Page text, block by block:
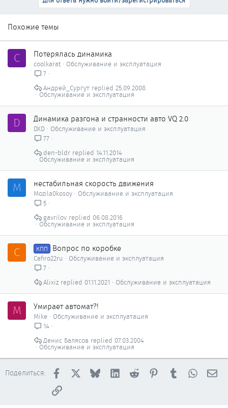
Похожие темы
C Потерялась динамика
coolkarat
Обслуживание и эксплуатация
7
Обслуживание и эксплуатация
25.09.2008
Андрей_Сургут
D Динамика разгона и странности авто VQ 2.0
DXD
Обслуживание и эксплуатация
77
Обслуживание и эксплуатация
14.11.2014
den-bldr
M нестабильная скорость движения
Mozila0kosoy
Обслуживание и эксплуатация
5
Обслуживание и эксплуатация
06.08.2016
gavrilov
C КПП Вопрос по коробке
Cefiro22ru
Обслуживание и эксплуатация
7
Обслуживание и эксплуатация
01.11.2021
Alixiz
M Умирает автомат?!
Mike
Обслуживание и эксплуатация
14
Обслуживание и эксплуатация
07.03.2004
Денис Балясов
Поделиться: Facebook BlueskyLinkedInReddit PinterestTumblr
Ссылка